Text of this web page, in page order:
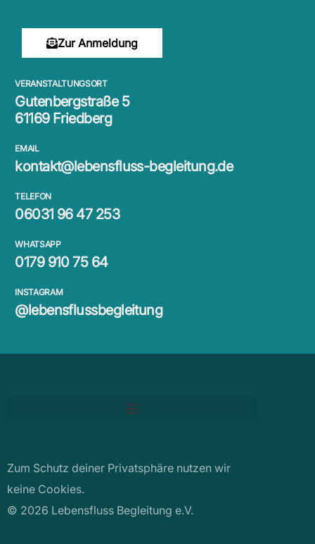
Zur Anmeldung
VERANSTALTUNGSORT
Gutenbergstraße 5
61169 Friedberg
EMAIL
kontakt@lebensfluss-begleitung.de
TELEFON
06031 96 47 253
WHATSAPP
0179 910 75 64
INSTAGRAM
@lebensflussbegleitung
Zum Schutz deiner Privatsphäre nutzen wir
keine Cookies.
© 2026 Lebensfluss Begleitung e.V.